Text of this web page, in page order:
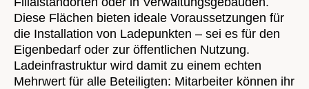
Diese Flächen bieten ideale Voraussetzungen für
die Installation von Ladepunkten – sei es für den
Eigenbedarf oder zur öffentlichen Nutzung.
Ladeinfrastruktur wird damit zu einem echten
Mehrwert für alle Beteiligten: Mitarbeiter können ihr